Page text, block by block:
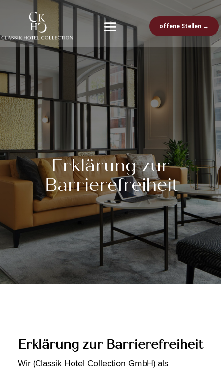
offene Stellen →
Erklärung zur
Barrierefreiheit
Erklärung zur Barrierefreiheit
Wir (Classik Hotel Collection GmbH) als